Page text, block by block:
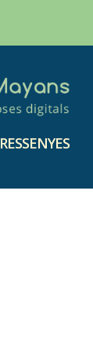
RESSENYES